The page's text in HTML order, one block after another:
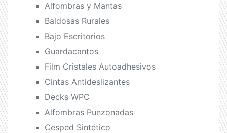
Alfombras y Mantas
Baldosas Rurales
Bajo Escritorios
Guardacantos
Film Cristales Autoadhesivos
Cintas Antideslizantes
Decks WPC
Alfombras Punzonadas
Cesped Sintético